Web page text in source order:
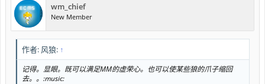
wm_chief
New Member
作者: 风狼: ↑
记得。显眼。既可以满足MM的虚荣心。也可以使某些狼的爪子缩回
去。。:music: